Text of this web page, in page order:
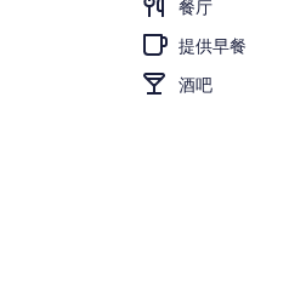
餐厅
提供早餐
酒吧